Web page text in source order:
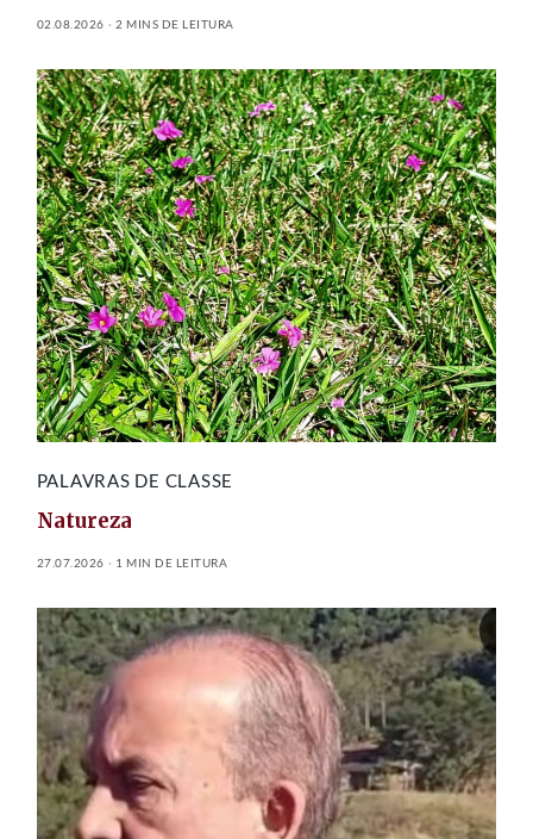
02.08.2026 2 MINS DE LEITURA
PALAVRAS DE CLASSE
Natureza
27.07.2026 1 MIN DE LEITURA